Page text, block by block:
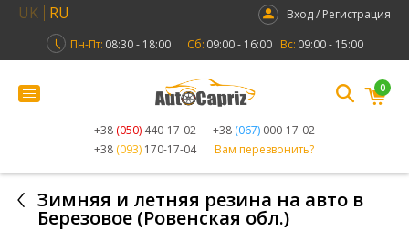
UK RU
Вход / Регистрация
Пн-Пт: 08:30 - 18:00 Сб: 09:00 - 16:00 Вс: 09:00 - 15:00
+38 (050) 440-17-02 +38 (067) 000-17-02
+38 (093) 170-17-04 Вам перезвонить?
0
Зимняя и летняя резина на авто в
Березовое (Ровенская обл.)